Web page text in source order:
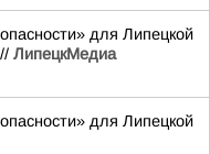
для Липецкой
// ЛипецкМедиа
для Липецкой